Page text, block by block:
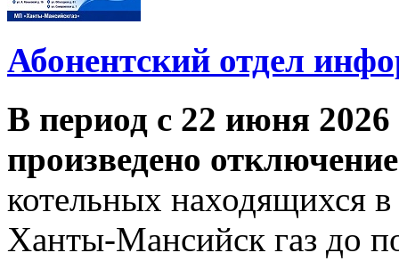
Абонентский отдел
В период с 22 июня 2026
произведено
котельных находящихся
Ханты-Мансийск газ до